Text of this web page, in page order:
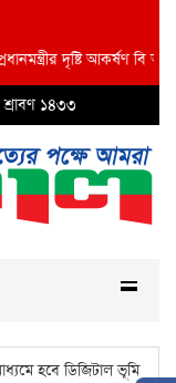
দৃষ্টি আকর্ষণ বি আই
১৪৩৩
হবে ডিজিটাল ভূমি